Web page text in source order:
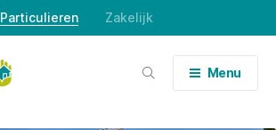
Particulieren Zakelijk
Menu